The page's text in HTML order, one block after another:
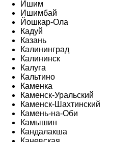
Ишим
Ишимбай
Йошкар-Ола
Кадуй
Казань
Калининград
Калининск
Калуга
Кальтино
Каменка
Каменск-Уральский
Каменск-Шахтинский
Камень-на-Оби
Камышин
Кандалакша